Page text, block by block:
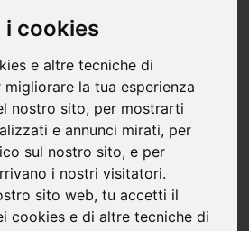
i cookies
e altre tecniche di
la tua esperienza
nostro sito, per mostrarti
e annunci mirati, per
sul nostro sito, e per
i nostri visitatori.
sito web, tu accetti il
cookies e di altre tecniche di